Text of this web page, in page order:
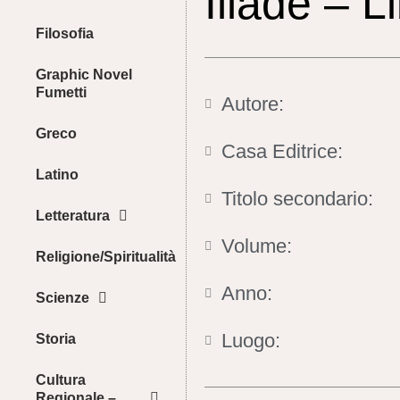
Filosofia
Graphic Novel
Fumetti
Greco
Latino
Letteratura
Religione/Spiritualità
Scienze
Storia
Cultura
Autore:
Casa Editrice:
Titolo secondario:
Volume:
Anno:
Luogo: